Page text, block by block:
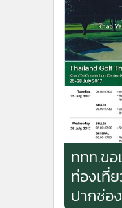
ททท.ข
ท่องเที่
ปากช่อง